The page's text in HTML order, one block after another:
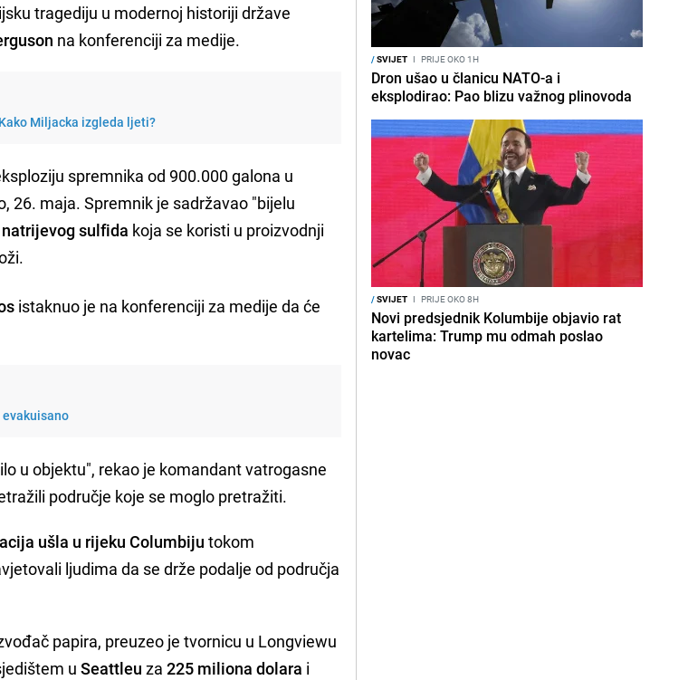
tragediju u modernoj historiji države
na konferenciji za medije.
Miljacka izgleda ljeti?
spremnika od 900.000 galona u
26. maja. Spremnik je sadržavao "bijelu
sulfida koja se koristi u proizvodnji
istaknuo je na konferenciji za medije da će
u objektu", rekao je komandant vatrogasne
područje koje se moglo pretražiti.
ušla u rijeku Columbiju tokom
ljudima da se drže podalje od područja
papira, preuzeo je tvornicu u Longviewu
uSeattleu za 225 miliona dolara i
/SVIJET I PRIJE OKO 1H
Dron ušao u članicu NATO-a i
eksplodirao: Pao blizu važnog plinovoda
/SVIJET I PRIJE OKO 8H
Novi predsjednik Kolumbije objavio rat
kartelima: Trump mu odmah poslao
novac